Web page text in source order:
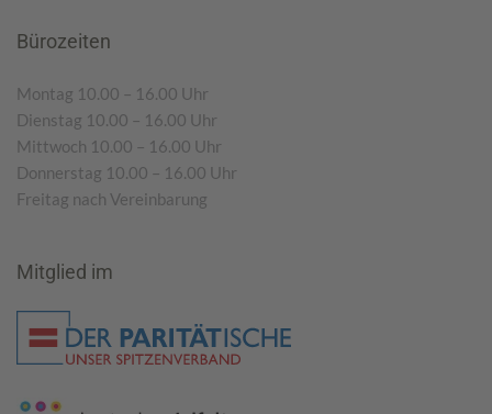
Bürozeiten
Montag 10.00 – 16.00 Uhr
Dienstag 10.00 – 16.00 Uhr
Mittwoch 10.00 – 16.00 Uhr
Donnerstag 10.00 – 16.00 Uhr
Freitag nach Vereinbarung
Mitglied im